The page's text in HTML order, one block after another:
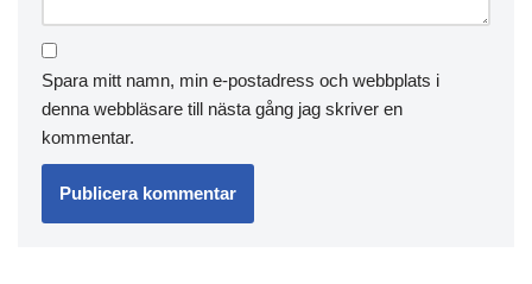
Spara mitt namn, min e-postadress och webbplats i
denna webbläsare till nästa gång jag skriver en
kommentar.